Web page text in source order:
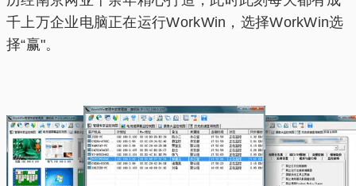
千上万企业电脑正在运行WorkWin，选择WorkWin选
择“赢"。